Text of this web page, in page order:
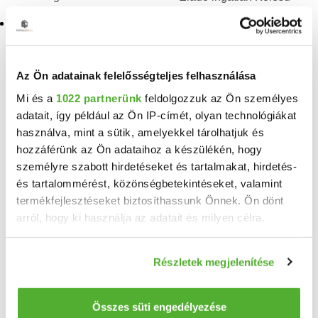
Az Ön adatainak felelősségteljes felhasználása
Mi és a 1022 partnerünk feldolgozzuk az Ön személyes
adatait, így például az Ön IP-címét, olyan technológiákat
használva, mint a sütik, amelyekkel tárolhatjuk és
hozzáférünk az Ön adataihoz a készülékén, hogy
személyre szabott hirdetéseket és tartalmakat, hirdetés-
és tartalommérést, közönségbetekintéseket, valamint
termékfejlesztéseket biztosíthassunk Önnek. Ön dönt
arról, hogy ki használja az adatait és milyen célra.
Információgyűjtés az Ön földrajzi elhelyezkedéséről
pár méteres pontossággal
Az Ön készülékén beazonosítása annak konkrét
Részletek megjelenítése
Összes süti engedélyezése
Eladó ingatlan Decs
Domokos Viktória
referens
Neved